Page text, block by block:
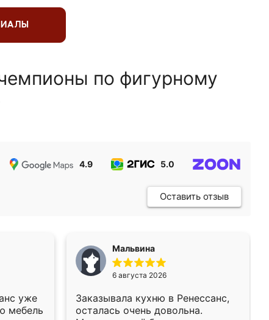
по фигурному
4.9 5.0
Оставить отзыв
уже
мебель
Мальвина
6 августа 2026
Заказывала кухню в Ренессанс,
осталась очень довольна.